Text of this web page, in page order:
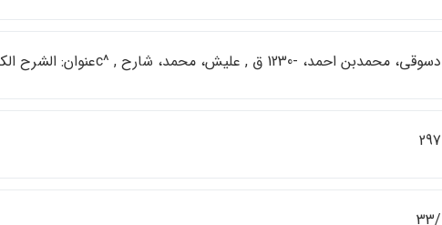
دسوقي، محمدبن احمد، -1230 ق , عليش، محمد، شارح , ^cعنوان: الشرح الكبير
297
/33